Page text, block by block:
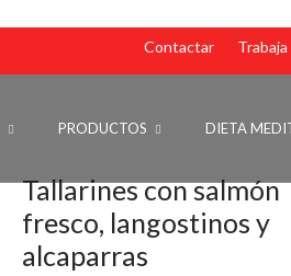
Contactar
PRODUCTOS DIETA
Tallarines con salmón
fresco, langostinos y
alcaparras